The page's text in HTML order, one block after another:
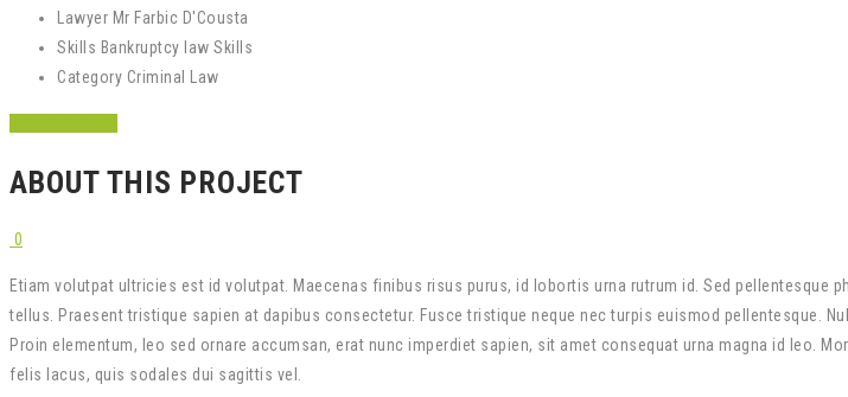
Lawyer Mr Farbic D'Cousta
Skills Bankruptcy law Skills
Category Criminal Law
ABOUT THIS PROJECT
0
Etiam volutpat ultricies est id volutpat. Maecenas finibus risus purus, id lobortis urna rutrum id. Sed
tellus. Praesent tristique sapien at dapibus consectetur. Fusce tristique neque nec turpis euismod pellentesque.
Proin elementum, leo sed ornare accumsan, erat nunc imperdiet sapien, sit amet consequat urna magna id leo.
felis lacus, quis sodales dui sagittis vel.